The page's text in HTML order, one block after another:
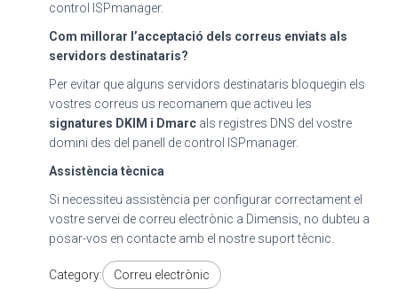
control ISPmanager.
Com millorar l’acceptació dels correus enviats als
servidors destinataris?
Per evitar que alguns servidors destinataris bloquegin els
vostres correus us recomanem que activeu les
signatures DKIM i Dmarc als registres DNS del vostre
domini des del panell de control ISPmanager.
Assistència tècnica
Si necessiteu assistència per configurar correctament el
vostre servei de correu electrònic a Dimensis, no dubteu a
posar-vos en contacte amb el nostre suport tècnic.
Category: Correu electrònic